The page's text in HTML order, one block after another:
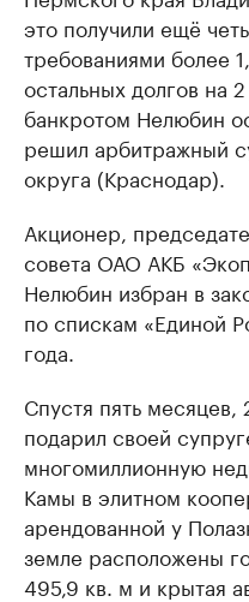
это получили ещё
требованиями более
остальных долгов на
банкротом Нелюбин
решил арбитражный
округа (Краснодар).
Акционер,
совета ОАО АКБ
Нелюбин избран в
по спискам «Единой
года.
Спустя пять
подарил своей
многомиллионную
Камы в элитном
арендованной у
земле расположены
495,9 кв. м и крытая